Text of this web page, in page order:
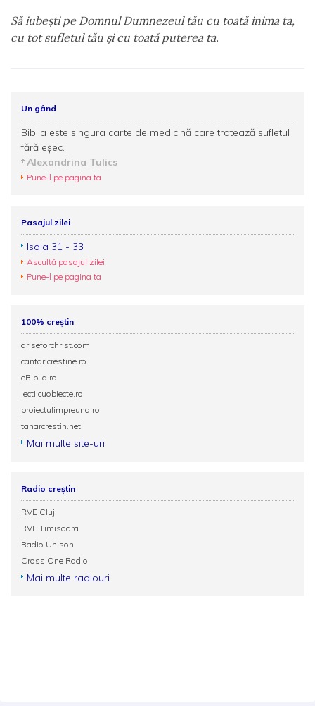
Să iubeşti pe Domnul Dumnezeul tău cu toată inima ta,
cu tot sufletul tău şi cu toată puterea ta.
Un gând
Biblia este singura carte de medicină care tratează sufletul
fără eșec.
Alexandrina Tulics
Pune-l pe pagina ta
Pasajul zilei
Isaia 31 - 33
Ascultă pasajul zilei
Pune-l pe pagina ta
100% creștin
ariseforchrist.com
cantaricrestine.ro
eBiblia.ro
lectiicuobiecte.ro
proiectulimpreuna.ro
tanarcrestin.net
Mai multe site-uri
Radio creștin
RVE Cluj
RVE Timisoara
Radio Unison
Cross One Radio
Mai multe radiouri